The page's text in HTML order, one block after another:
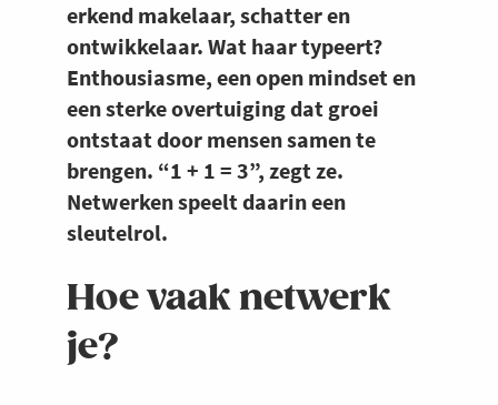
erkend makelaar, schatter en
ontwikkelaar. Wat haar typeert?
Enthousiasme, een open mindset en
een sterke overtuiging dat groei
ontstaat door mensen samen te
brengen. “1 + 1 = 3”, zegt ze.
Netwerken speelt daarin een
sleutelrol.
Hoe vaak netwerk
je?